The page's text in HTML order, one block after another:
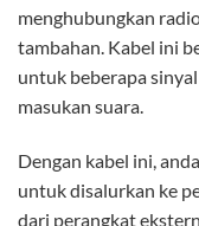
menghubungkan
tambahan. Kabel ini
untuk beberapa
masukan suara.
Dengan kabel ini,
untuk disalurkan ke
dari perangkat